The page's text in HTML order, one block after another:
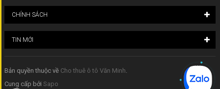
CHÍNH SÁCH
TIN MỚI
Bản quyền thuộc về Cho thuê ô tô Văn Minh
Cung cấp bởi Sapo